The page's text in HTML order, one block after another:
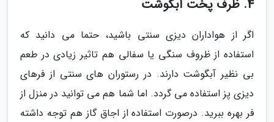
4. ظرف پخت آبگوشت
اگر از هواداران دیزی سنتی باشید، حتما می دانید که
استفاده از ظروف سنگی یا سفالی هم تاثیر زیادی در طعم
بی نظیر آبگوشت دارند. در رستوران های سنتی از فرهای
دیزی پز استفاده می گردد. اما شما هم می توانید در منزل از
فر بهره ببرید. درصورت استفاده از اجاق گاز هم توجه داشته